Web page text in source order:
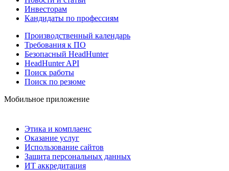
Инвесторам
Кандидаты по профессиям
Производственный календарь
Требования к ПО
Безопасный HeadHunter
HeadHunter API
Поиск работы
Поиск по резюме
Мобильное приложение
Этика и комплаенс
Оказание услуг
Использование сайтов
Защита персональных данных
ИТ аккредитация